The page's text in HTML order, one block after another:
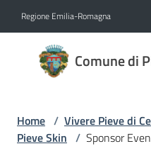
Regione Emilia-Romagna
Comune di
Comune
di Pieve
Home / Vivere Pieve di
Pieve Skin / Sponsor